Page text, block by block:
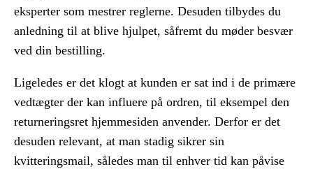
eksperter som mestrer reglerne. Desuden tilbydes du
anledning til at blive hjulpet, såfremt du møder besvær
ved din bestilling.
Ligeledes er det klogt at kunden er sat ind i de primære
vedtægter der kan influere på ordren, til eksempel den
returneringsret hjemmesiden anvender. Derfor er det
desuden relevant, at man stadig sikrer sin
kvitteringsmail, således man til enhver tid kan påvise